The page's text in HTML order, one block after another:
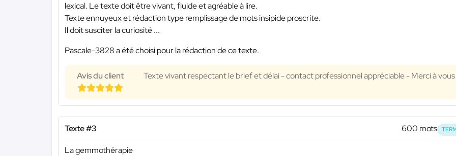
lexical. Le texte doit être vivant, fluide et agréable à lire.
Texte ennuyeux et rédaction type remplissage de mots insipide proscrite.
Il doit susciter la curiosité ...
Pascale-3828 a été choisi pour la rédaction de ce texte.
Avis du client Texte vivant respectant le brief et délai - contact professionnel appréciable - Merci à vous
Texte #3 600 mots
La gemmothérapie